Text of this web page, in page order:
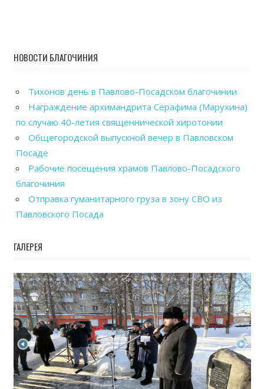
НОВОСТИ БЛАГОЧИНИЯ
Тихонов день в Павлово-Посадском благочинии
Награждение архимандрита Серафима (Марухина)
по случаю 40-летия священнической хиротонии
Общегородской выпускной вечер в Павловском
Посаде
Рабочие посещения храмов Павлово-Посадского
благочиния
Отправка гуманитарного груза в зону СВО из
Павловского Посада
ГАЛЕРЕЯ